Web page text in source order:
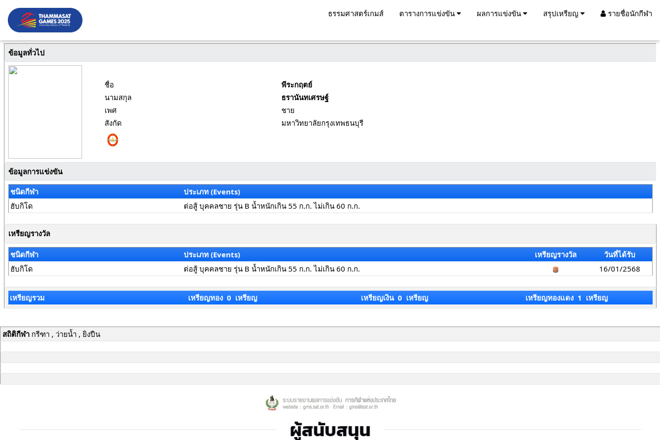
ธรรมศาสตร์เกมส์ ตารางการแข่งขัน ผลการแข่งขัน สรุปเหรียญ รายชื่อนักกีฬา
ข้อมูลทั่วไป
ชื่อ
พีระกฤตย์
นามสกุล
ธรานันทเศรษฐ์
เพศ
ชาย
สังกัด
มหาวิทยาลัยกรุงเทพธนบุรี
ข้อมูลการแข่งขัน
ชนิดกีฬา
ประเภท (Events)
ฮับกิโด
ต่อสู้ บุคคลชาย รุ่น B น้ำหนักเกิน 55 ก.ก. ไม่เกิน 60 ก.ก.
เหรียญรางวัล
ชนิดกีฬา ประเภท (Events) เหรียญรางวัล
วันที่ได้รับ
ฮับกิโด
ต่อสู้ บุคคลชาย รุ่น B น้ำหนักเกิน 55 ก.ก. ไม่เกิน 60 ก.ก. 16/01/2568
เหรียญรวม เหรียญทอง 0 เหรียญ เหรียญเงิน 0 เหรียญ เหรียญทองแดง 1 เหรียญ
สถิติกีฬากรีฑา , ว่ายน้ำ , ยิงปืน